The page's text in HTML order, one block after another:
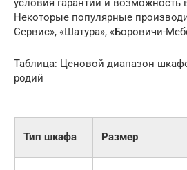
условия гарантии и возможность
Некоторые популярные
Сервис», «Шатура», «Боровичи-
Таблица: Ценовой диапазон
родий
Тип шкафа Размер